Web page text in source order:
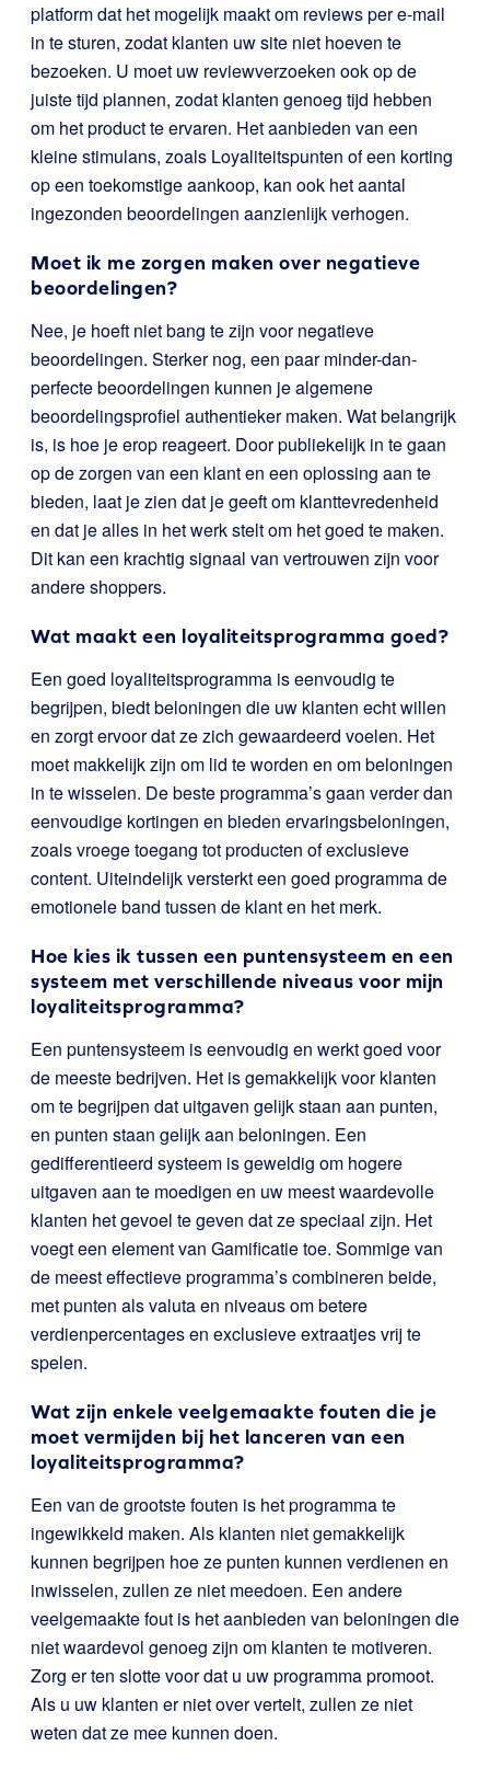
platform dat het mogelijk maakt om reviews per e-mail
in te sturen, zodat klanten uw site niet hoeven te
bezoeken. U moet uw reviewverzoeken ook op de
juiste tijd plannen, zodat klanten genoeg tijd hebben
om het product te ervaren. Het aanbieden van een
kleine stimulans, zoals Loyaliteitspunten of een korting
op een toekomstige aankoop, kan ook het aantal
ingezonden beoordelingen aanzienlijk verhogen.
Moet ik me zorgen maken over negatieve
beoordelingen?
Nee, je hoeft niet bang te zijn voor negatieve
beoordelingen. Sterker nog, een paar minder-dan-
perfecte beoordelingen kunnen je algemene
beoordelingsprofiel authentieker maken. Wat belangrijk
is, is hoe je erop reageert. Door publiekelijk in te gaan
op de zorgen van een klant en een oplossing aan te
bieden, laat je zien dat je geeft om klanttevredenheid
en dat je alles in het werk stelt om het goed te maken.
Dit kan een krachtig signaal van vertrouwen zijn voor
andere shoppers.
Wat maakt een loyaliteitsprogramma goed?
Een goed loyaliteitsprogramma is eenvoudig te
begrijpen, biedt beloningen die uw klanten echt willen
en zorgt ervoor dat ze zich gewaardeerd voelen. Het
moet makkelijk zijn om lid te worden en om beloningen
in te wisselen. De beste programma’s gaan verder dan
eenvoudige kortingen en bieden ervaringsbeloningen,
zoals vroege toegang tot producten of exclusieve
content. Uiteindelijk versterkt een goed programma de
emotionele band tussen de klant en het merk.
Hoe kies ik tussen een puntensysteem en een
systeem met verschillende niveaus voor mijn
loyaliteitsprogramma?
Een puntensysteem is eenvoudig en werkt goed voor
de meeste bedrijven. Het is gemakkelijk voor klanten
om te begrijpen dat uitgaven gelijk staan aan punten,
en punten staan gelijk aan beloningen. Een
gedifferentieerd systeem is geweldig om hogere
uitgaven aan te moedigen en uw meest waardevolle
klanten het gevoel te geven dat ze speciaal zijn. Het
voegt een element van Gamificatie toe. Sommige van
de meest effectieve programma’s combineren beide,
met punten als valuta en niveaus om betere
verdienpercentages en exclusieve extraatjes vrij te
spelen.
Wat zijn enkele veelgemaakte fouten die je
moet vermijden bij het lanceren van een
loyaliteitsprogramma?
Een van de grootste fouten is het programma te
ingewikkeld maken. Als klanten niet gemakkelijk
kunnen begrijpen hoe ze punten kunnen verdienen en
inwisselen, zullen ze niet meedoen. Een andere
veelgemaakte fout is het aanbieden van beloningen die
niet waardevol genoeg zijn om klanten te motiveren.
Zorg er ten slotte voor dat u uw programma promoot.
Als u uw klanten er niet over vertelt, zullen ze niet
weten dat ze mee kunnen doen.